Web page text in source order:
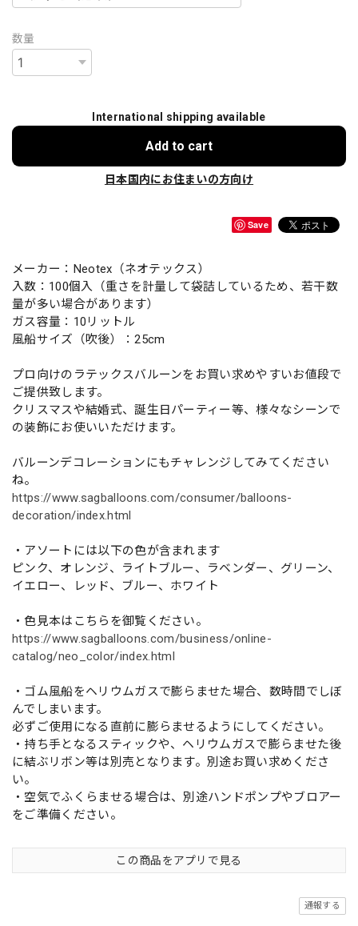
数量
International shipping available
Add to cart
日本国内にお住まいの方向け
Save
メーカー：Neotex（ネオテックス）
入数：100個入（重さを計量して袋詰しているため、若干数
量が多い場合があります）
ガス容量：10リットル
風船サイズ（吹後）：25cm
プロ向けのラテックスバルーンをお買い求めやすいお値段で
ご提供致します。
クリスマスや結婚式、誕生日パーティー等、様々なシーンで
の装飾にお使いいただけます。
バルーンデコレーションにもチャレンジしてみてください
ね。
https://www.sagballoons.com/consumer/balloons-
decoration/index.html
・アソートには以下の色が含まれます
ピンク、オレンジ、ライトブルー、ラベンダー、グリーン、
イエロー、レッド、ブルー、ホワイト
・色見本はこちらを御覧ください。
https://www.sagballoons.com/business/online-
catalog/neo_color/index.html
・ゴム風船をヘリウムガスで膨らませた場合、数時間でしぼ
んでしまいます。
必ずご使用になる直前に膨らませるようにしてください。
・持ち手となるスティックや、ヘリウムガスで膨らませた後
に結ぶリボン等は別売となります。別途お買い求めくださ
い。
・空気でふくらませる場合は、別途ハンドポンプやブロアー
をご準備ください。
この商品をアプリで見る
通報する